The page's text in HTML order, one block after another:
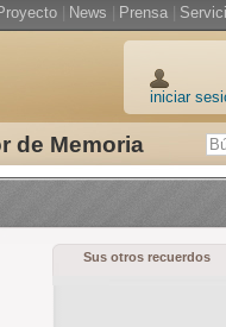
de Memoria
News Prensa
iniciar
Sus otros recuerdos